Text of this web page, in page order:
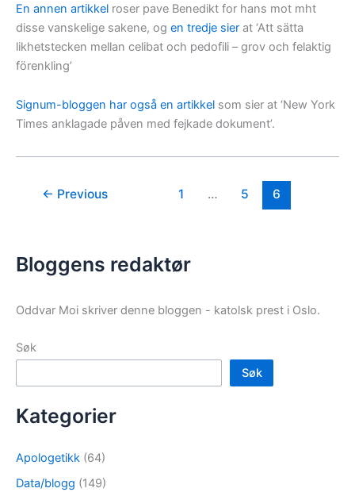
En annen artikkel roser pave Benedikt for hans mot mht
disse vanskelige sakene, og en tredje sier at ‘Att sätta
likhetstecken mellan celibat och pedofili – grov och felaktig
förenkling’
Signum-bloggen har også en artikkel som sier at ‘New York
Times anklagade påven med fejkade dokument’.
← Previous 1 … 5 6
Bloggens redaktør
Oddvar Moi skriver denne bloggen - katolsk prest i Oslo.
Søk
Søk
Kategorier
Apologetikk (64)
Data/blogg (149)